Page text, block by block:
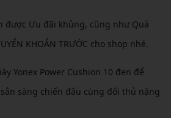
được Ưu đãi khủng, cũng như Quà
KHOẢN TRƯỚC cho shop nhé.
Yonex Power Cushion 10 đen để
sàng chiến đấu cùng đối thủ nặng